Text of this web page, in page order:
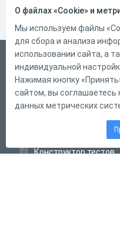
Русский
Справка
Форма обратной
Конструктор тестов
О файлах «Cookie» и
Мы используем файлы
для сбора и анализа
использовании сайта, а
индивидуальной
Нажимая кнопку
сайтом, вы соглашаетесь
данных метрических